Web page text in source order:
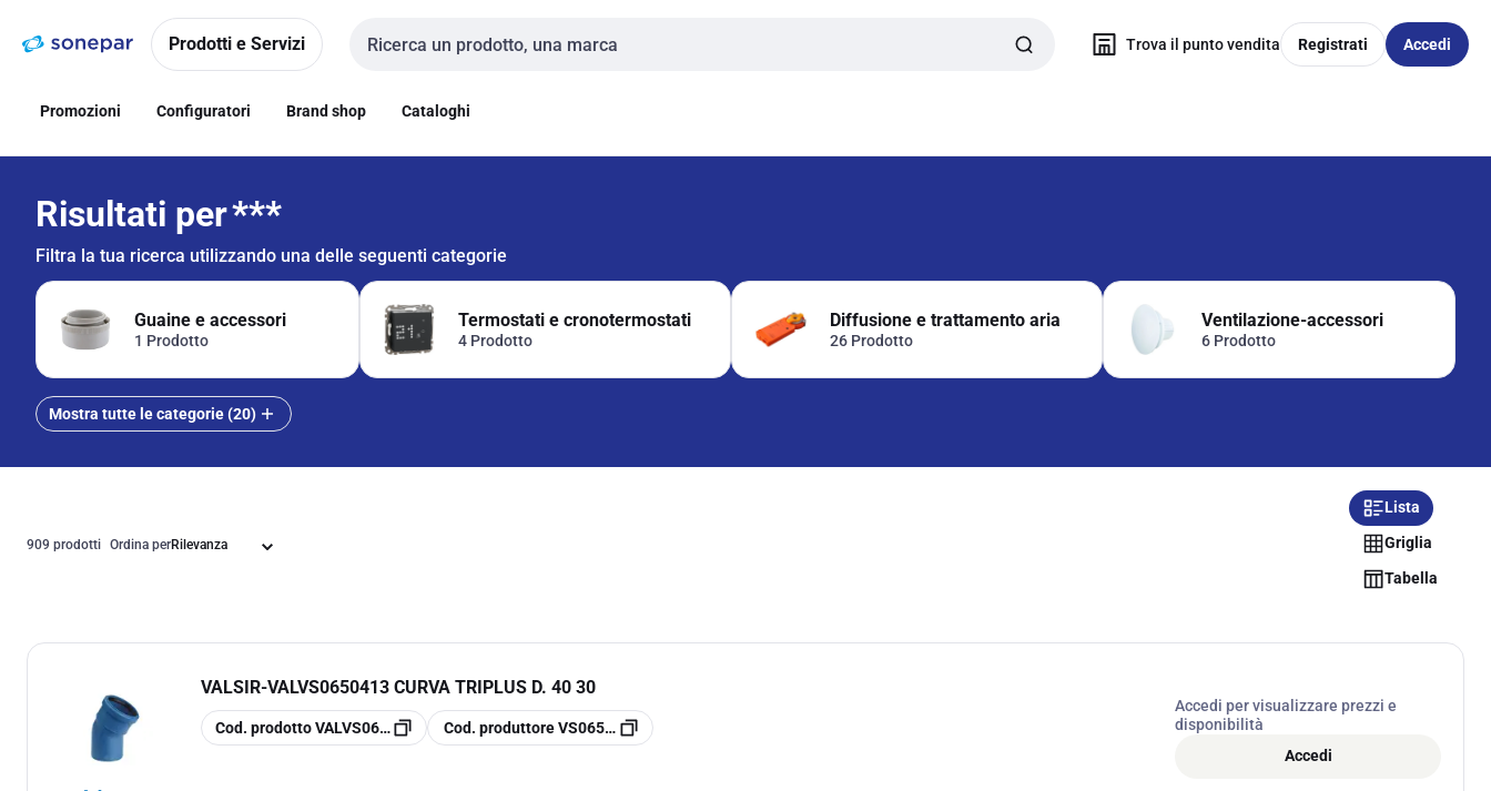
navigazionealla
Prodotti e Servizi
Cerca input
Trova il punto vendita Registrati Accedi
Promozioni Configuratori Brand shop Cataloghi
Risultati per***
Filtra la tua ricerca utilizzando una delle seguenti categorie
Guaine e accessori
1 Prodotto
Termostati e cronotermostati
4 Prodotto
Diffusione e trattamento aria
26 Prodotto
Ventilazione-accessori
6 Prodotto
Mostra tutte le categorie (20)
909 prodotti Ordina per
Lista
Griglia
Tabella
VALSIR-VALVS0650413 CURVA TRIPLUS D. 40 30
copia
Cod. prodottoVALVS0650413 copia
Cod. produttore VS0650413
Accedi per visualizzare prezzi e
disponibilità
Accedi